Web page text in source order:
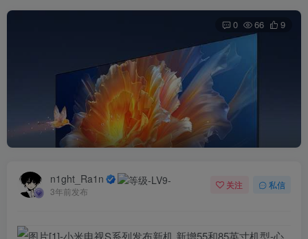
0 66 9
n1ght_Ra1n
3年前发布
关注 私信